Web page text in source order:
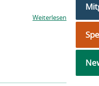
Weiterlesen